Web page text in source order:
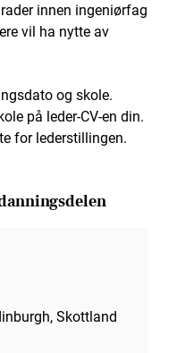
innen ingeniørfag
vil ha nytte av
og skole.
på leder-CV-en din.
for lederstillingen.
Skottland